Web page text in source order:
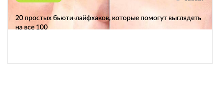
20 простых бьюти-лайфхаков, которые помогут выглядеть
на все 100